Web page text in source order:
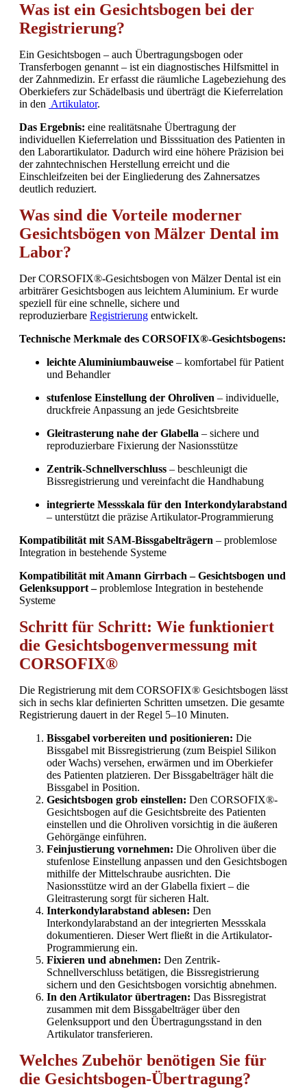
Was ist ein Gesichtsbogen bei der
Registrierung?
Ein Gesichtsbogen – auch Übertragungsbogen oder
Transferbogen genannt – ist ein diagnostisches Hilfsmittel in
der Zahnmedizin. Er erfasst die räumliche Lagebeziehung des
Oberkiefers zur Schädelbasis und überträgt die Kieferrelation
in den Artikulator.
Das Ergebnis: eine realitätsnahe Übertragung der
individuellen Kieferrelation und Bisssituation des Patienten in
den Laborartikulator. Dadurch wird eine höhere Präzision bei
der zahntechnischen Herstellung erreicht und die
Einschleifzeiten bei der Eingliederung des Zahnersatzes
deutlich reduziert.
Was sind die Vorteile moderner
Gesichtsbögen von Mälzer Dental im
Labor?
Der CORSOFIX®-Gesichtsbogen von Mälzer Dental ist ein
arbiträrer Gesichtsbogen aus leichtem Aluminium. Er wurde
speziell für eine schnelle, sichere und
reproduzierbare Registrierung entwickelt.
Technische Merkmale des CORSOFIX®-Gesichtsbogens:
leichte Aluminiumbauweise – komfortabel für Patient
und Behandler
stufenlose Einstellung der Ohroliven – individuelle,
druckfreie Anpassung an jede Gesichtsbreite
Gleitrasterung nahe der Glabella – sichere und
reproduzierbare Fixierung der Nasionsstütze
Zentrik-Schnellverschluss – beschleunigt die
Bissregistrierung und vereinfacht die Handhabung
integrierte Messskala für den Interkondylarabstand
– unterstützt die präzise Artikulator-Programmierung
Kompatibilität mit SAM-Bissgabelträgern – problemlose
Integration in bestehende Systeme
Kompatibilität mit Amann Girrbach – Gesichtsbogen und
Gelenksupport –problemlose Integration in bestehende
Systeme
Schritt für Schritt: Wie funktioniert
die Gesichtsbogenvermessung mit
CORSOFIX®
Die Registrierung mit dem CORSOFIX® Gesichtsbogen lässt
sich in sechs klar definierten Schritten umsetzen. Die gesamte
Registrierung dauert in der Regel 5–10 Minuten.
Bissgabel vorbereiten und positionieren: Die
Bissgabel mit Bissregistrierung (zum Beispiel Silikon
oder Wachs) versehen, erwärmen und im Oberkiefer
des Patienten platzieren. Der Bissgabelträger hält die
Bissgabel in Position.
Gesichtsbogen grob einstellen: Den CORSOFIX®-
Gesichtsbogen auf die Gesichtsbreite des Patienten
einstellen und die Ohroliven vorsichtig in die äußeren
Gehörgänge einführen.
Feinjustierung vornehmen: Die Ohroliven über die
stufenlose Einstellung anpassen und den Gesichtsbogen
mithilfe der Mittelschraube ausrichten. Die
Nasionsstütze wird an der Glabella fixiert – die
Gleitrasterung sorgt für sicheren Halt.
Interkondylarabstand ablesen: Den
Interkondylarabstand an der integrierten Messskala
dokumentieren. Dieser Wert fließt in die Artikulator-
Programmierung ein.
Fixieren und abnehmen: Den Zentrik-
Schnellverschluss betätigen, die Bissregistrierung
sichern und den Gesichtsbogen vorsichtig abnehmen.
In den Artikulator übertragen: Das Bissregistrat
zusammen mit dem Bissgabelträger über den
Gelenksupport und den Übertragungsstand in den
Artikulator transferieren.
Welches Zubehör benötigen Sie für
die Gesichtsbogen-Übertragung?